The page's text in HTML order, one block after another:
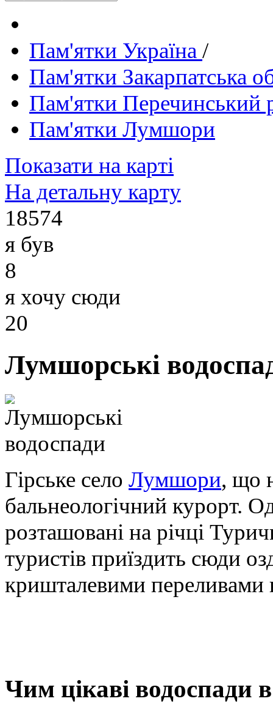
Пам'ятки Україна /
Пам'ятки Закарпатська
Пам'ятки Перечинський
Пам'ятки Лумшори
Показати на карті
На детальну карту
18574
я був
8
я хочу сюди
20
Лумшорські
Гірське село Лумшори, що
бальнеологічний курорт.
розташовані на річці
туристів приїздить сюди
кришталевими
Чим цікаві водоспади